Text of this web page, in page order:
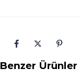
Benzer Ürünler